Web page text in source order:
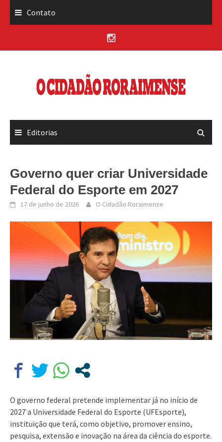
Contato
Editorias
Governo quer criar Universidade
Federal do Esporte em 2027
17 de junho de 2026 O Cidadão Roraimense
O governo federal pretende implementar já no início de
2027 a Universidade Federal do Esporte (UFEsporte),
instituição que terá, como objetivo, promover ensino,
pesquisa, extensão e inovação na área da ciência do esporte.